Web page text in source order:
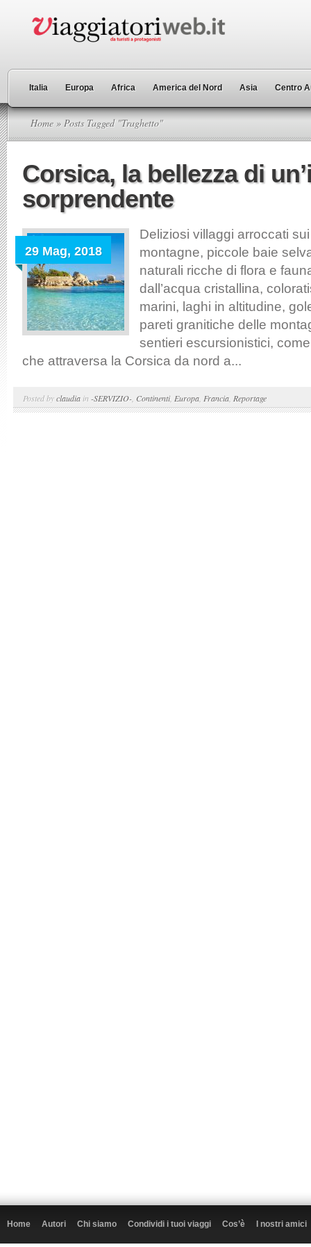
Italia Europa Africa America del Nord Asia Centro
Home » Posts Tagged "Traghetto"
Corsica, la bellezza di
sorprendente
29 Mag, 2018
Deliziosi villaggi arroccati
montagne, piccole baie
naturali ricche di flora e
dall’acqua cristallina,
marini, laghi in altitudine,
pareti granitiche delle
sentieri escursionistici,
che attraversa la Corsica da nord a...
Posted byclaudia in -SERVIZIO- Continenti, Europa Francia Reportage
Home Autori Chi siamo Condividi i tuoi viaggi Cos’è I nostri amici